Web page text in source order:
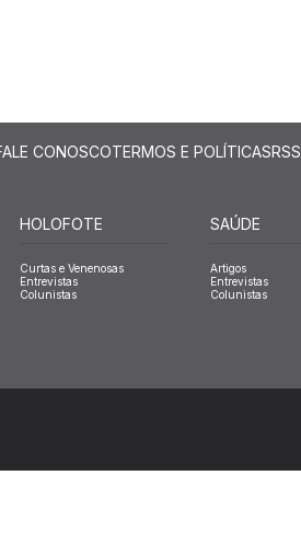
CONOSCOTERMOS E POLÍTICASRSS
HOLOFOTE
Curtas e Venenosas
Entrevistas
Colunistas
SAÚDE
Artigos
Entrevistas
Colunistas